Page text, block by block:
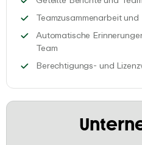
Teamzusammenarbeit
Automatische
TeamErstelle individuelle
Berechtigungs- und